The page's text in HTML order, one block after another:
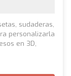
sudaderas,
personalizarla
en 3D,